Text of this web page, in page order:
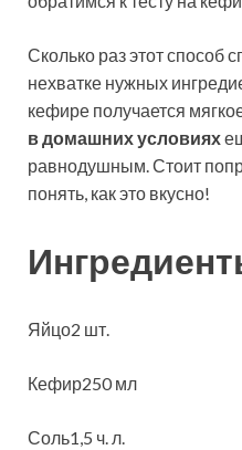
Сколько раз этот способ
нехватке нужных
кефире получается
в домашних условиях
равнодушным. Стоит
понять, как это вкусно!
Яйцо2 шт.
Кефир250 мл
Соль1,5 ч. л.